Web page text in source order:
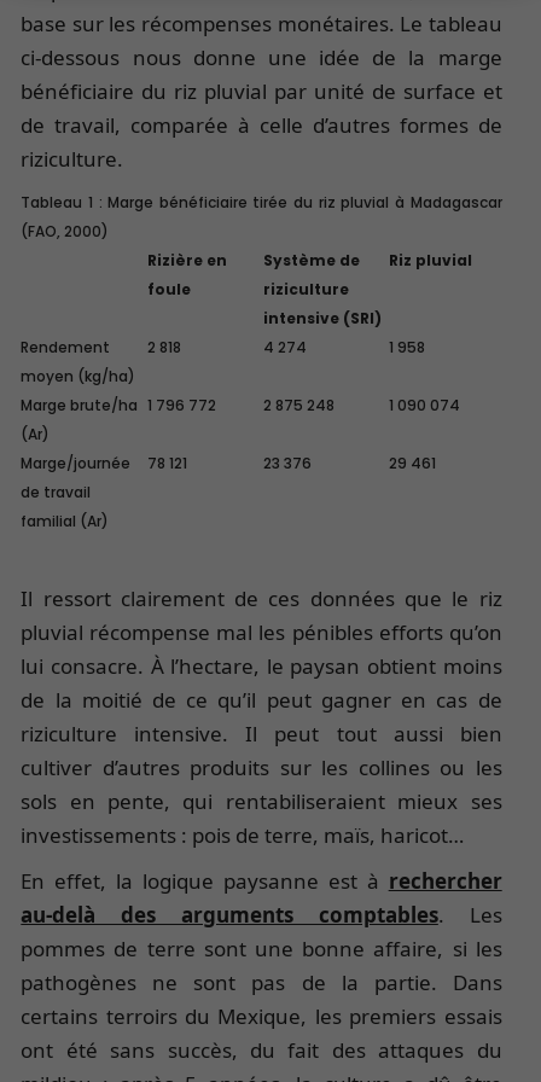
base sur les récompenses monétaires. Le tableau
ci-dessous nous donne une idée de la marge
bénéficiaire du riz pluvial par unité de surface et
de travail, comparée à celle d’autres formes de
riziculture.
Tableau 1 : Marge bénéficiaire tirée du riz pluvial à Madagascar
(FAO, 2000)
Rizière en
foule
Système de
riziculture
intensive (SRI)
Riz pluvial
Rendement
moyen (kg/ha)
2 818 4 274 1 958
Marge brute/ha
(Ar)
1 796 772 2 875 248 1 090 074
Marge/journée
de travail
familial (Ar)
78 121 23 376 29 461
Il ressort clairement de ces données que le riz
pluvial récompense mal les pénibles efforts qu’on
lui consacre. À l’hectare, le paysan obtient moins
de la moitié de ce qu’il peut gagner en cas de
riziculture intensive. Il peut tout aussi bien
cultiver d’autres produits sur les collines ou les
sols en pente, qui rentabiliseraient mieux ses
investissements : pois de terre, maïs, haricot…
En effet, la logique paysanne est à rechercher
au-delà des arguments comptables. Les
pommes de terre sont une bonne affaire, si les
pathogènes ne sont pas de la partie. Dans
certains terroirs du Mexique, les premiers essais
ont été sans succès, du fait des attaques du